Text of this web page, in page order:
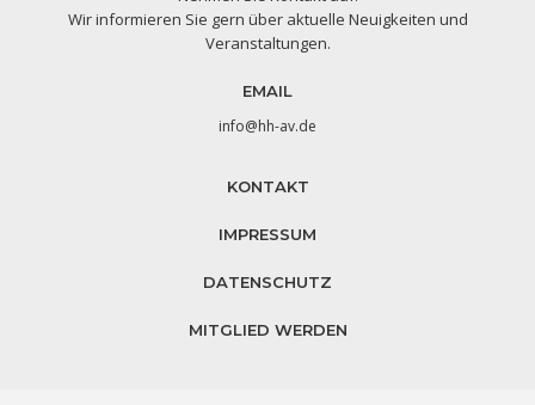
Wir informieren Sie gern über aktuelle Neuigkeiten und
Veranstaltungen.
EMAIL
info@hh-av.de
KONTAKT
IMPRESSUM
DATENSCHUTZ
MITGLIED WERDEN